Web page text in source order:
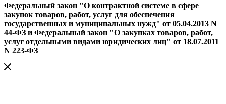
Федеральный закон "О контрактной системе в сфере
закупок товаров, работ, услуг для обеспечения
государственных и муниципальных нужд" от 05.04.2013 N
44-ФЗ и Федеральный закон "О закупках товаров, работ,
услуг отдельными видами юридических лиц" от 18.07.2011
N 223-ФЗ